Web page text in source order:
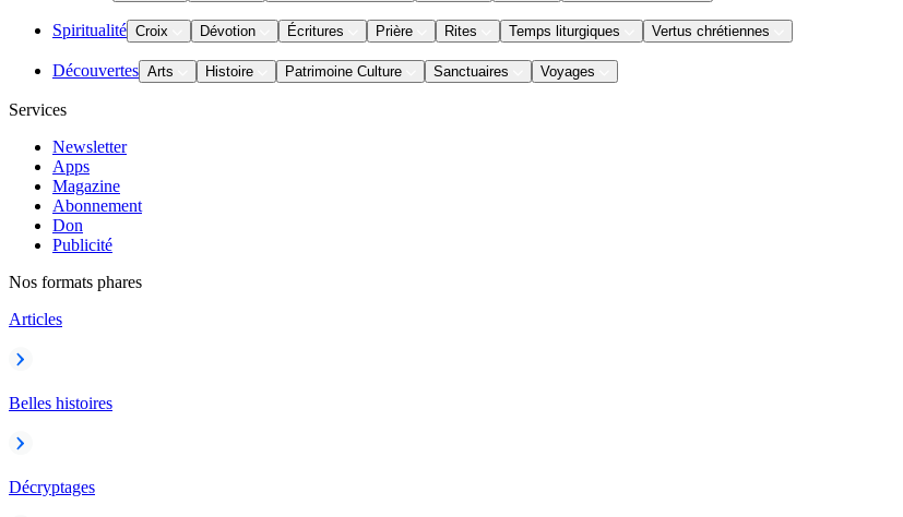
Spiritualité Croix Dévotion Écritures Prière Rites Temps liturgiques Vertus chrétiennes
Découvertes Arts Histoire Patrimoine Culture Sanctuaires Voyages
Services
Newsletter
Apps
Magazine
Abonnement
Don
Publicité
Nos formats phares
Articles
Belles histoires
Décryptages